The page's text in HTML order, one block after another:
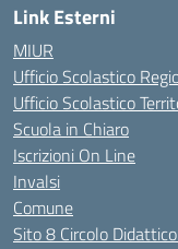
Link Esterni
MIUR
Ufficio Scolastico
Ufficio Scolastico
Scuola in Chiaro
Iscrizioni On Line
Invalsi
Comune
Sito 8 Circolo